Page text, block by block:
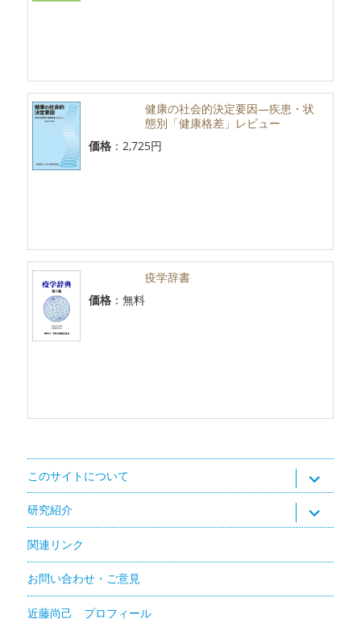
健康の社会的決定要因―疾患・状
態別「健康格差」レビュー
価格 ：2,725円
疫学辞書
価格 ：無料
このサイトについて サ
ブ
メ
ニ
ュ
ー
開
研究紹介
ブ
メ
ー
開
関連リンク
お問い合わせ・ご意見
近藤尚己 プロフィール